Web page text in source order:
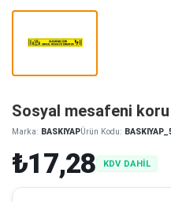
Sosyal mesafeni
Marka: BASKIYAPÜrün Kodu:
₺17,28 KDV DAHİL